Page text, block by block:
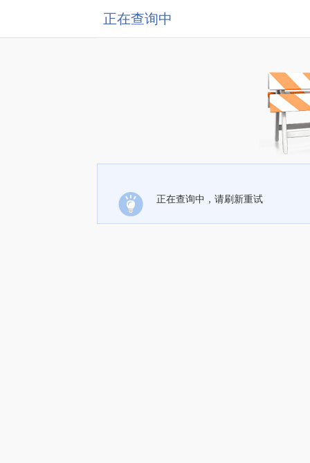
正在查询中
正在查询中，请刷新重试